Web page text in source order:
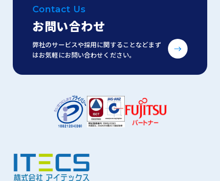
Contact Us
お問い合わせ
弊社のサービスや採用に関することなどまず
はお気軽にお問い合わせください。